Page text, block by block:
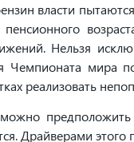
власти
Нельзя
мира
реализовать
Драйверами